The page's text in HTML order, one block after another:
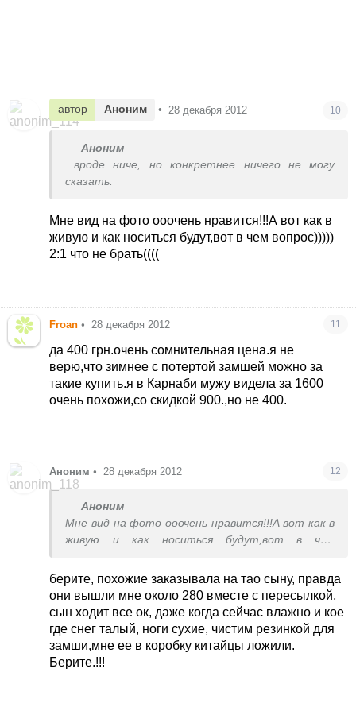
автор Аноним • 28 декабря 2012 10
Аноним
вроде ниче, но конкретнее ничего не могу
сказать.
Мне вид на фото ооочень нравится!!!А вот как в
живую и как носиться будут,вот в чем вопрос)))))
2:1 что не брать((((
Froan • 28 декабря 2012 11
да 400 грн.очень сомнительная цена.я не
верю,что зимнее с потертой замшей можно за
такие купить.я в Карнаби мужу видела за 1600
очень похожи,со скидкой 900.,но не 400.
Аноним • 28 декабря 2012 12
Аноним
Мне вид на фото ооочень нравится!!!А вот как в
живую и как носиться будут,вот в чем
берите, похожие заказывала на тао сыну, правда
они вышли мне около 280 вместе с пересылкой,
сын ходит все ок, даже когда сейчас влажно и кое
где снег талый, ноги сухие, чистим резинкой для
замши,мне ее в коробку китайцы ложили.
Берите.!!!